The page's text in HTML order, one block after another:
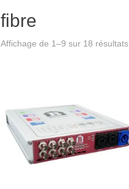
fibre
Affichage de 1–9 sur 18 résultats